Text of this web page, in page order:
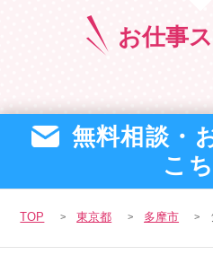
お仕事
無料相談・
こ
TOP 東京都 多摩市